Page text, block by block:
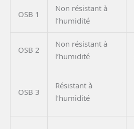
OSB 1
Non résistant à
l’humidité
OSB 2
Non résistant à
l’humidité
OSB 3
Résistant à
l’humidité